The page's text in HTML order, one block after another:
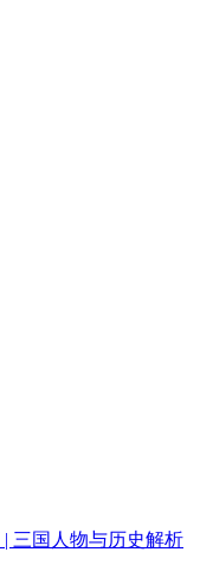
| 三国人物与历史解析